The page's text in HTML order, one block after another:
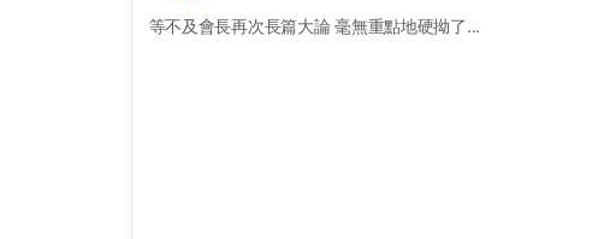
等不及會長再次長篇大論 毫無重點地硬拗了...